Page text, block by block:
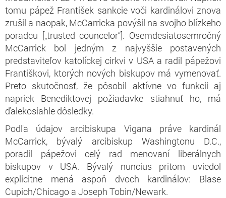
tomu pápež František sankcie voči kardinálovi znova
zrušil a naopak, McCarricka povýšil na svojho blízkeho
poradcu [„trusted councelor“]. Osemdesiatosemročný
McCarrick bol jedným z najvyššie postavených
predstaviteľov katolíckej cirkvi v USA a radil pápežovi
Františkovi, ktorých nových biskupov má vymenovať.
Preto skutočnosť, že pôsobil aktívne vo funkcii aj
napriek Benediktovej požiadavke stiahnuť ho, má
ďalekosiahle dôsledky.
Podľa údajov arcibiskupa Vigana práve kardinál
McCarrick, bývalý arcibiskup Washingtonu D.C.,
poradil pápežovi celý rad menovaní liberálnych
biskupov v USA. Bývalý nuncius pritom uviedol
explicitne mená aspoň dvoch kardinálov: Blase
Cupich/Chicago a Joseph Tobin/Newark.